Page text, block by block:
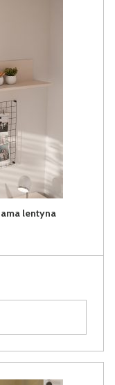
lentyna